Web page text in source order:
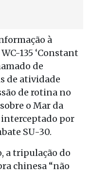
à
135 ‘Constant
de
de atividade
de rotina no
o Mar da
por
SU-30.
a tripulação do
chinesa “não